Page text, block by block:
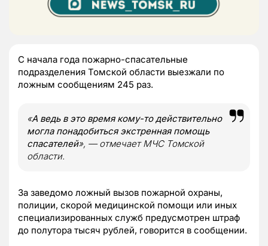
С начала года пожарно-спасательные
подразделения Томской области выезжали по
ложным сообщениям 245 раз.
«А ведь в это время кому-то действительно
могла понадобиться экстренная помощь
спасателей», — отмечает МЧС Томской
области.
За заведомо ложный вызов пожарной охраны,
полиции, скорой медицинской помощи или иных
специализированных служб предусмотрен штраф
до полутора тысяч рублей, говорится в сообщении.